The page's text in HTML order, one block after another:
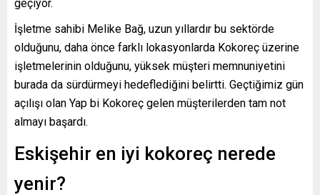
geçiyor.
İşletme sahibi Melike Bağ, uzun yıllardır bu sektörde
olduğunu, daha önce farklı lokasyonlarda Kokoreç üzerine
işletmelerinin olduğunu, yüksek müşteri memnuniyetini
burada da sürdürmeyi hedeflediğini belirtti. Geçtiğimiz gün
açılışı olan Yap bi Kokoreç gelen müşterilerden tam not
almayı başardı.
Eskişehir en iyi kokoreç nerede
yenir?